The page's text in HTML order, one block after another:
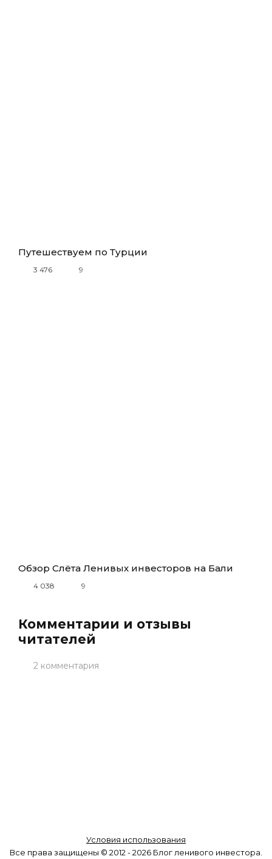
Путешествуем по Турции
3 476 9
Обзор Слёта Ленивых инвесторов на Бали
4 038 9
Комментарии и отзывы
читателей
2 комментария
Условия использования
Все права защищены © 2012 - 2026 Блог ленивого инвестора.